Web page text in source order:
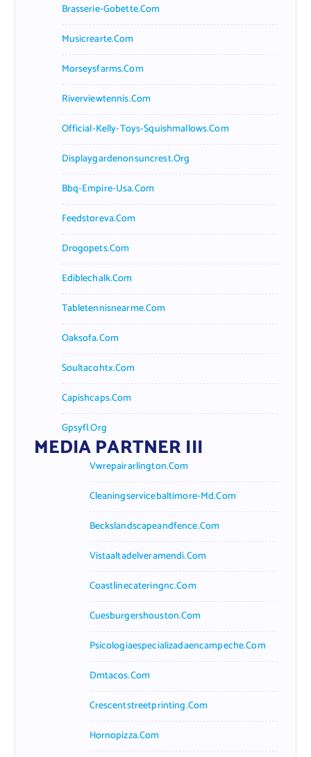
Brasserie-Gobette.com
Musicrearte.com
Morseysfarms.com
Riverviewtennis.com
Official-Kelly-Toys-Squishmallows.com
Displaygardenonsuncrest.org
Bbq-Empire-Usa.com
Feedstoreva.com
Drogopets.com
Ediblechalk.com
Tabletennisnearme.com
Oaksofa.com
Soultacohtx.com
Capishcaps.com
Gpsyfl.org
MEDIA PARTNER III
Vwrepairarlington.com
Cleaningservicebaltimore-Md.com
Beckslandscapeandfence.com
Vistaaltadelveramendi.com
Coastlinecateringnc.com
Cuesburgershouston.com
Psicologiaespecializadaencampeche.com
Dmtacos.com
Crescentstreetprinting.com
Hornopizza.com